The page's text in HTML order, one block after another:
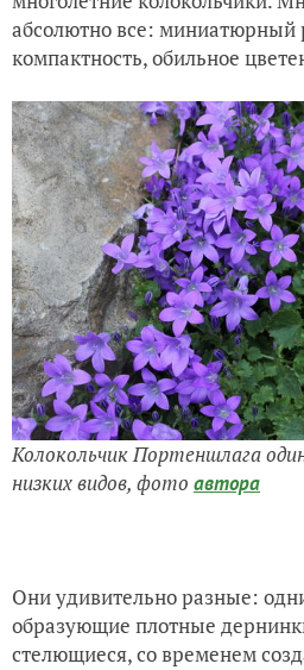
абсолютно все: миниатюрный
компактность, обильное
Колокольчик Портеншлага
низких видов, фото автора
Они удивительно разные:
образующие плотные
стелющиеся, со временем